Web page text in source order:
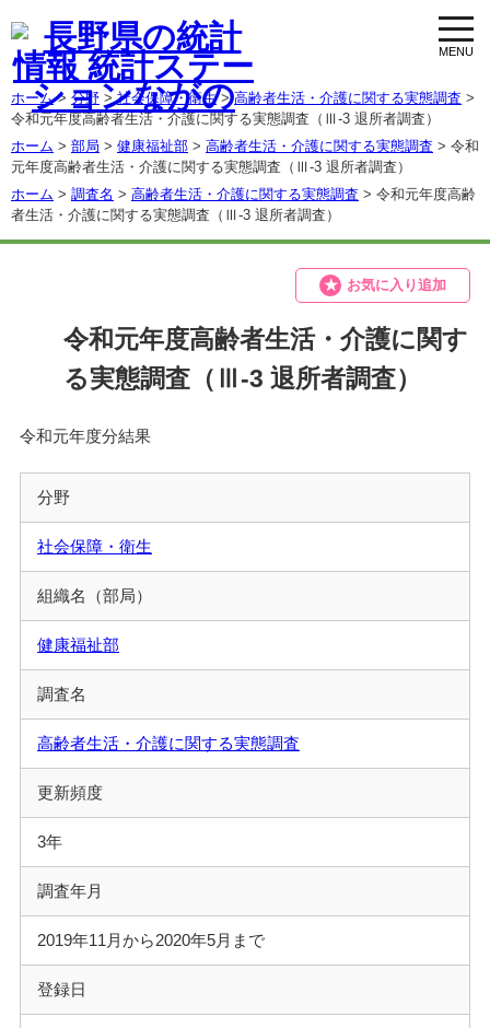
ホーム> 分野 >社会保障・衛生>高齢者生活・介護に関する実態調査 >
令和元年度高齢者生活・介護に関する実態調査（Ⅲ-3 退所者調査）
ホーム > 部局 > 健康福祉部 > 高齢者生活・介護に関する実態調査 > 令和
元年度高齢者生活・介護に関する実態調査（Ⅲ-3 退所者調査）
ホーム > 調査名 > 高齢者生活・介護に関する実態調査 > 令和元年度高齢
者生活・介護に関する実態調査（Ⅲ-3 退所者調査）
令和元年度高齢者生活・介護に関す
る実態調査（Ⅲ-3 退所者調査）
お気に入り追加
令和元年度分結果
分野
社会保障・衛生
組織名（部局）
健康福祉部
調査名
高齢者生活・介護に関する実態調査
更新頻度
3年
調査年月
2019年11月から2020年5月まで
登録日